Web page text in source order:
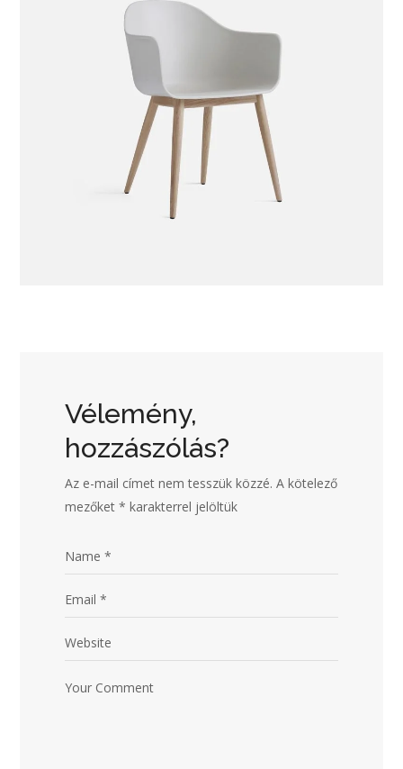
Vélemény,
hozzászólás?
Az e-mail címet nem tesszük közzé. A kötelező
mezőket* karakterrel jelöltük